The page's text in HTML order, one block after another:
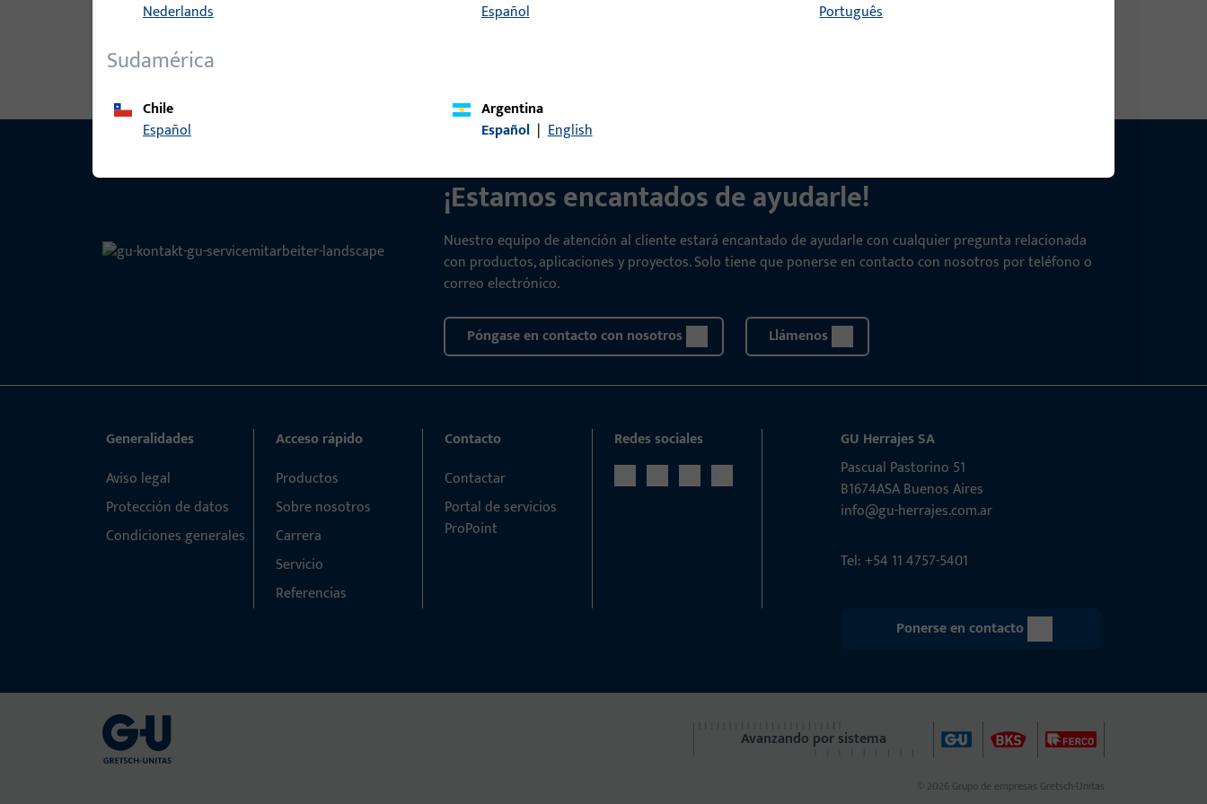
Tecnología para
¡Estamos encantados de ayudarle!
Nuestro equipo de atención al cliente estará encantado de ayudarle con cualquier pregunta relacionada
con productos, aplicaciones y proyectos. Solo tiene que ponerse en contacto con nosotros por teléfono o
correo electrónico.
Póngase en contacto con nosotros Llámenos
Nederlands
Español
Português
Sudamérica
Chile
Español
Argentina
Español | English
Generalidades
Aviso legal
Protección de datos
Condiciones generales
Acceso rápido
Productos
Sobre nosotros
Carrera
Servicio
Referencias
Contacto
Contactar
Portal de servicios
ProPoint
Redes sociales
GU Herrajes SA
Pascual Pastorino 51
B1674ASA Buenos Aires
info@gu-herrajes.com.ar
Tel: +54 11 4757-5401
Ponerse en contacto
Avanzando por sistema
© 2026 Grupo de empresas Gretsch-Unitas